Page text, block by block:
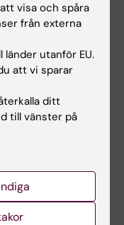
av
WHO oklart
av
som
för NO
visa och spåra
från externa
utanför EU.
att vi sparar
ditt
till vänster på